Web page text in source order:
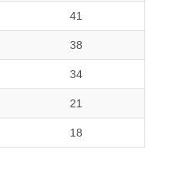
41
38
34
21
18